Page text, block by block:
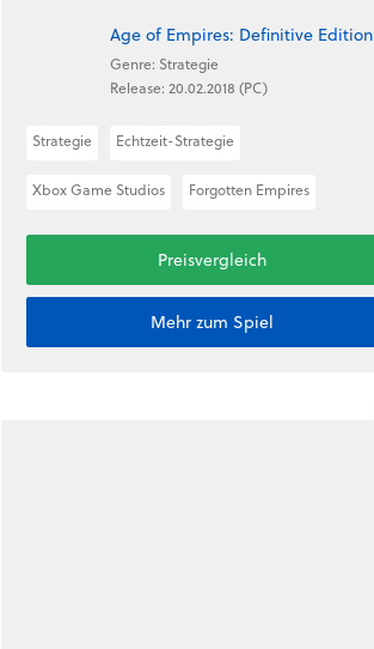
Age of Empires: Definitive Edition
Genre: Strategie
Release: 20.02.2018 (PC)
Strategie Echtzeit-Strategie
Xbox Game Studios Forgotten Empires
Preisvergleich
Mehr zum Spiel